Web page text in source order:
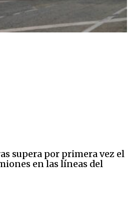
supera por primera vez el
en las líneas del